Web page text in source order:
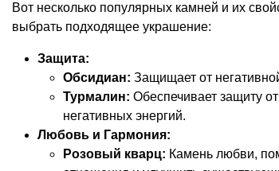
Вот несколько популярных камней и их
выбрать подходящее украшение:
Защита:
Обсидиан: Защищает от
Турмалин: Обеспечивает защиту
негативных энергий.
Любовь и Гармония:
Розовый кварц: Камень любви,